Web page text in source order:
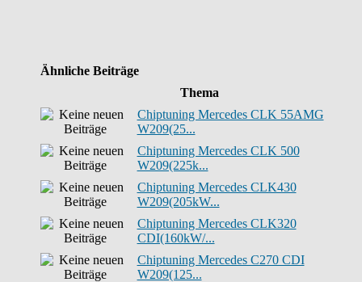
Ähnliche Beiträge
Thema
Chiptuning Mercedes CLK 55AMG
W209(25...
Chiptuning Mercedes CLK 500
W209(225k...
Chiptuning Mercedes CLK430
W209(205kW...
Chiptuning Mercedes CLK320
CDI(160kW/...
Chiptuning Mercedes C270 CDI
W209(125...